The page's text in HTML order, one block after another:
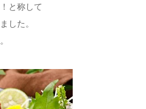
と称して
した。